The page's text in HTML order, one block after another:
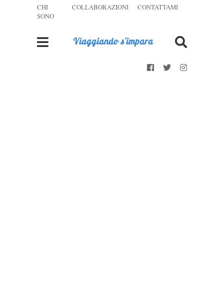
CHI
SONO
COLLABORAZIONI CONTATTAMI
Viaggiando s'impara